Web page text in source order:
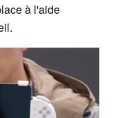
à l'aide